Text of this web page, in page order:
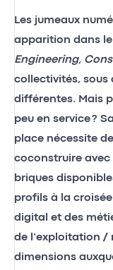
Les jumeaux
apparition dans le
Engineering,
collectivités, sous
différentes. Mais
peu en service ?
place nécessite
coconstruire avec
briques
profils à la
digital et des
de l’exploitation /
dimensions